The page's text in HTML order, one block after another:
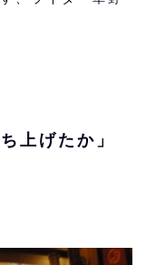
上げたか」